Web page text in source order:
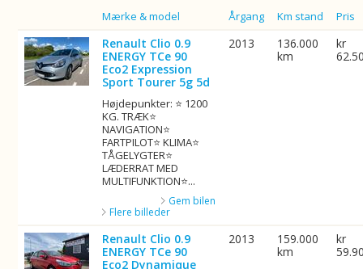
Mærke & model Årgang Km stand Pris
Renault Clio 0.9
ENERGY TCe 90
Eco2 Expression
Sport Tourer 5g 5d
Højdepunkter: ⭐ 1200
KG. TRÆK⭐
NAVIGATION⭐
FARTPILOT⭐ KLIMA⭐
TÅGELYGTER⭐
LÆDERRAT MED
MULTIFUNKTION⭐...
Gem bilen
Flere billeder
2013
136.000
km
kr
Renault Clio 0.9
ENERGY TCe 90
Eco2 Dynamique
2013
159.000
km
kr